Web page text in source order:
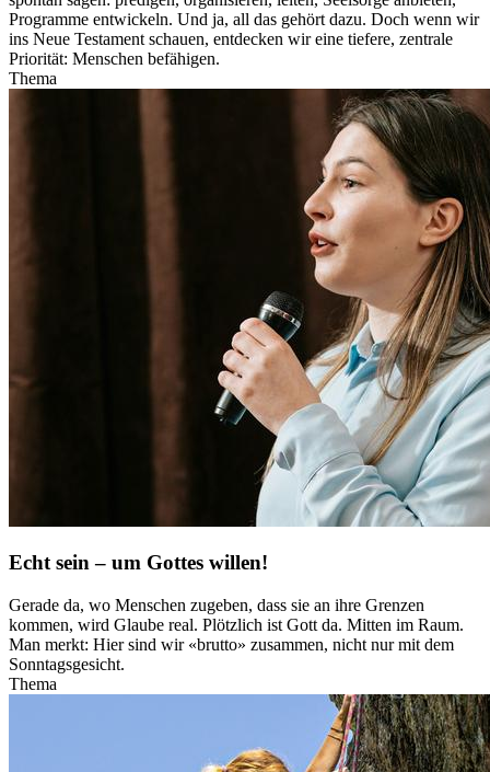
Programme entwickeln. Und ja, all das gehört dazu. Doch wenn wir
ins Neue Testament schauen, entdecken wir eine tiefere, zentrale
Priorität: Menschen befähigen.
Thema
Echt sein – um Gottes willen!
Gerade da, wo Menschen zugeben, dass sie an ihre Grenzen
kommen, wird Glaube real. Plötzlich ist Gott da. Mitten im Raum.
Man merkt: Hier sind wir «brutto» zusammen, nicht nur mit dem
Sonntagsgesicht.
Thema